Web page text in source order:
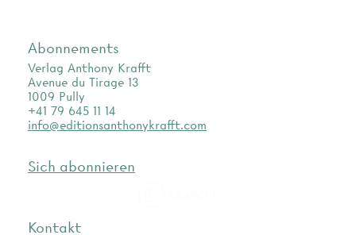
Abonnements
Verlag Anthony Krafft
Avenue du Tirage 13
1009 Pully
+41 79 645 11 14
info@editionsanthonykrafft.com
Sich abonnieren
Kontakt